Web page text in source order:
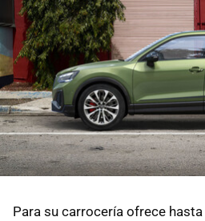
Para su carrocería ofrece hasta